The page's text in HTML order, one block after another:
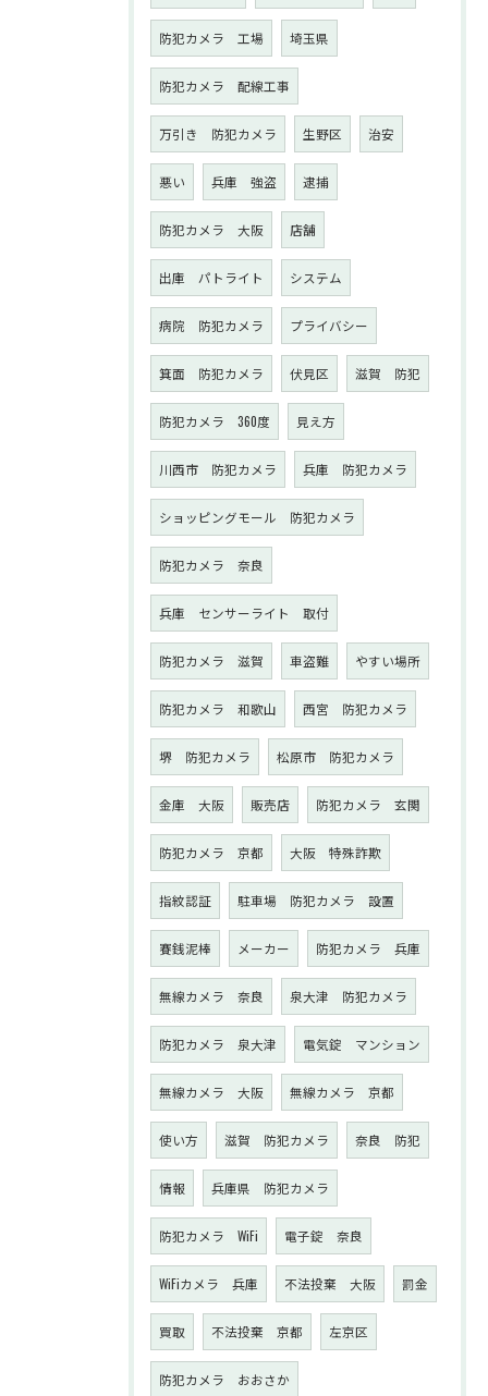
防犯カメラ 工場 埼玉県
防犯カメラ 配線工事
万引き 防犯カメラ 生野区 治安
悪い 兵庫 強盗 逮捕
防犯カメラ 大阪 店舗
出庫 パトライト システム
病院 防犯カメラ プライバシー
箕面 防犯カメラ 伏見区 滋賀 防犯
防犯カメラ 360度 見え方
川西市 防犯カメラ 兵庫 防犯カメラ
ショッピングモール 防犯カメラ
防犯カメラ 奈良
兵庫 センサーライト 取付
防犯カメラ 滋賀 車盗難 やすい場所
防犯カメラ 和歌山 西宮 防犯カメラ
堺 防犯カメラ 松原市 防犯カメラ
金庫 大阪 販売店 防犯カメラ 玄関
防犯カメラ 京都 大阪 特殊詐欺
指紋認証 駐車場 防犯カメラ 設置
賽銭泥棒 メーカー 防犯カメラ 兵庫
無線カメラ 奈良 泉大津 防犯カメラ
防犯カメラ 泉大津 電気錠 マンション
無線カメラ 大阪 無線カメラ 京都
使い方 滋賀 防犯カメラ 奈良 防犯
情報 兵庫県 防犯カメラ
防犯カメラ WiFi 電子錠 奈良
WiFiカメラ 兵庫 不法投棄 大阪 罰金
買取 不法投棄 京都 左京区
防犯カメラ おおさか